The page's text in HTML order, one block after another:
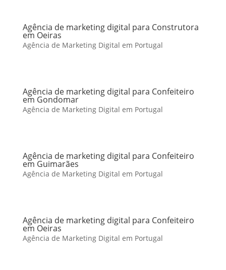
Agência de marketing digital para Construtora
em Oeiras
Agência de Marketing Digital em Portugal
Agência de marketing digital para Confeiteiro
em Gondomar
Agência de Marketing Digital em Portugal
Agência de marketing digital para Confeiteiro
em Guimarães
Agência de Marketing Digital em Portugal
Agência de marketing digital para Confeiteiro
em Oeiras
Agência de Marketing Digital em Portugal